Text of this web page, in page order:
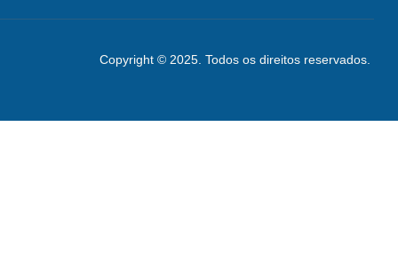
Copyright © 2025. Todos os direitos reservados.